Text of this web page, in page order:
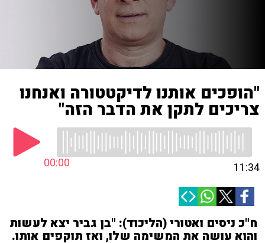
"הופכים אותנו לדיקטטורה ואנחנו
צריכים לתקן את הדבר הזה"
00:00 11:34
ח"כ ניסים ואטורי (הליכוד): "בן גביר יצא לעשות
והוא עושה את המשימה שלו, ואז תוקפים אותו.